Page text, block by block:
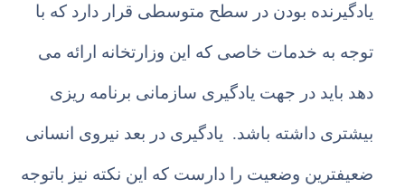
یادگیرنده بودن در سطح متوسطی قرار دارد که با
توجه به خدمات خاصی که این وزارتخانه ارائه می
دهد باید در جهت یادگیری سازمانی برنامه ریزی
بیشتری داشته باشد. یادگیری در بعد نیروی انسانی
ضعیفترین وضعیت را دارست که این نکته نیز باتوجه